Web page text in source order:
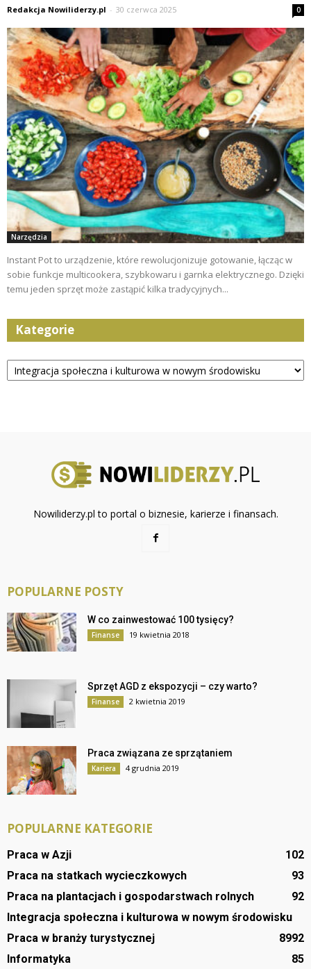
Redakcja Nowiliderzy.pl - 30 czerwca 2025 0
Narzędzia
Instant Pot to urządzenie, które rewolucjonizuje gotowanie, łącząc w
sobie funkcje multicookera, szybkowaru i garnka elektrycznego. Dzięki
temu jeden sprzęt może zastąpić kilka tradycyjnych...
Kategorie
Kategorie
Nowiliderzy.pl to portal o biznesie, karierze i finansach.
POPULARNE POSTY
W co zainwestować 100 tysięcy?
Finanse 19 kwietnia 2018
Sprzęt AGD z ekspozycji – czy warto?
Finanse 2 kwietnia 2019
Praca związana ze sprzątaniem
Kariera 4 grudnia 2019
POPULARNE KATEGORIE
Praca w Azji
102
Praca na statkach wycieczkowych
93
Praca na plantacjach i gospodarstwach rolnych
92
Integracja społeczna i kulturowa w nowym środowisku
92
Praca w branży turystycznej
89
Informatyka
85